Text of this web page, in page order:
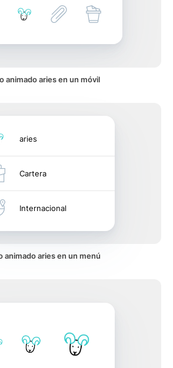
animado aries en un móvil
aries
Cartera
Internacional
animado aries en un menú